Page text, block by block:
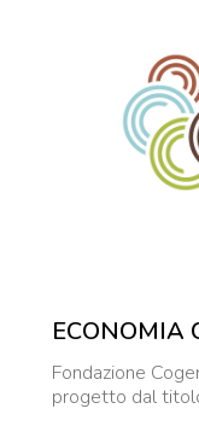
ECONOMIA
Fondazione
progetto dal